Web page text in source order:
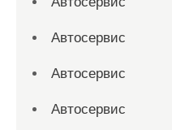
Автосервис
Автосервис
Автосервис